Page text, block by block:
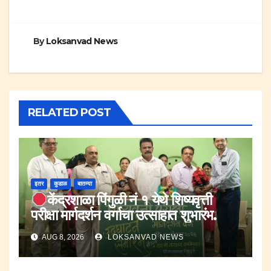
ByLoksanvad News
RELATED POST
इतर कुडाळ बातम्या
केंद्रशाळा पिंगुळी नं १ येथे शिष्यवृत्ती
परीक्षा मार्गदर्शन वर्गाचा उत्साहात शुभारंभ.
AUG 8, 2026 LOKSANVAD NEWS